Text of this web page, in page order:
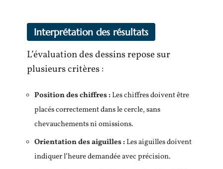
Interprétation des résultats
L’évaluation des dessins repose sur
plusieurs critères :
Position des chiffres :Les chiffres doivent être
placés correctement dans le cercle, sans
chevauchements ni omissions.
Orientation des aiguilles :Les aiguilles doivent
indiquer l’heure demandée avec précision.